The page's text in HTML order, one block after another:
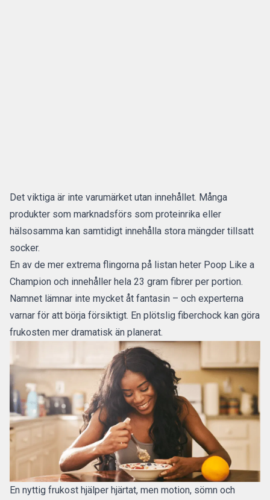
Det viktiga är inte varumärket utan innehållet. Många
produkter som marknadsförs som proteinrika eller
hälsosamma kan samtidigt innehålla stora mängder tillsatt
socker.
En av de mer extrema flingorna på listan heter Poop Like a
Champion och innehåller hela 23 gram fibrer per portion.
Namnet lämnar inte mycket åt fantasin – och experterna
varnar för att börja försiktigt. En plötslig fiberchock kan göra
frukosten mer dramatisk än planerat.
En nyttig frukost hjälper hjärtat, men motion, sömn och